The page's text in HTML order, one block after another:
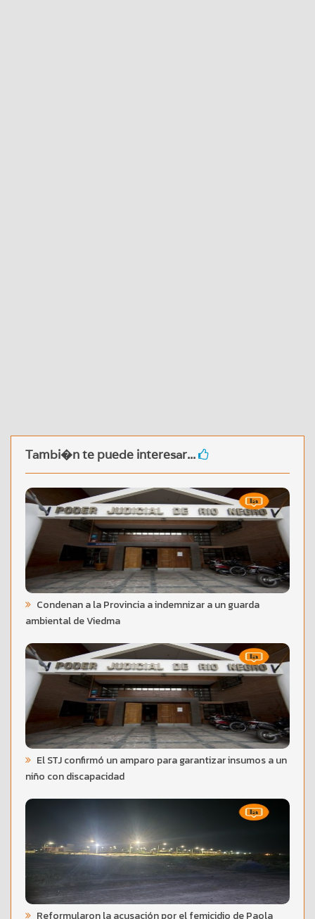
Tambi�n te puede interesar...
Condenan a la Provincia a indemnizar a un guarda
ambiental de Viedma
El STJ confirmó un amparo para garantizar insumos a un
niño con discapacidad
Reformularon la acusación por el femicidio de Paola